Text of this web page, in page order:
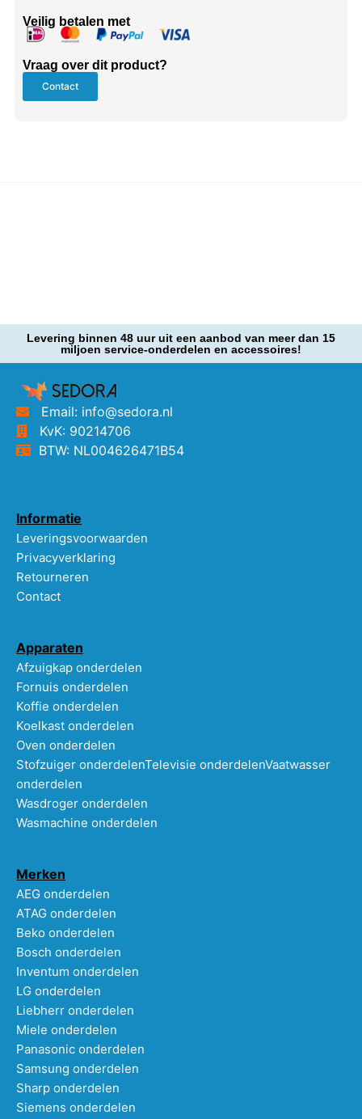
Veilig betalen met
Vraag over dit product?
Contact
Levering binnen 48 uur uit een aanbod van meer dan 15
miljoen service-onderdelen en accessoires!
Email: info@sedora.nl
KvK: 90214706
BTW: NL004626471B54
Informatie
Leveringsvoorwaarden
Privacyverklaring
Retourneren
Contact
Apparaten
Afzuigkap onderdelen
Fornuis onderdelen
Koffie onderdelen
Koelkast onderdelen
Oven onderdelen
Stofzuiger onderdelenTelevisie onderdelenVaatwasser
onderdelen
Wasdroger onderdelen
Wasmachine onderdelen
Merken
AEG onderdelen
ATAG onderdelen
Beko onderdelen
Bosch onderdelen
Inventum onderdelen
LG onderdelen
Liebherr onderdelen
Miele onderdelen
Panasonic onderdelen
Samsung onderdelen
Sharp onderdelen
Siemens onderdelen